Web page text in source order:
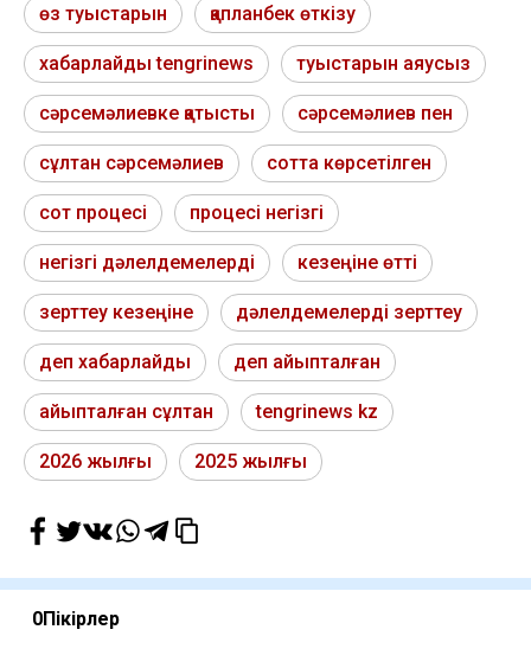
өз туыстарын қапланбек өткізу
хабарлайды tengrinews туыстарын аяусыз
сәрсемәлиевке қатысты сәрсемәлиев пен
сұлтан сәрсемәлиев сотта көрсетілген
сот процесі процесі негізгі
негізгі дәлелдемелерді кезеңіне өтті
зерттеу кезеңіне дәлелдемелерді зерттеу
деп хабарлайды деп айыпталған
айыпталған сұлтан tengrinews kz
2026 жылғы 2025 жылғы
0Пікірлер